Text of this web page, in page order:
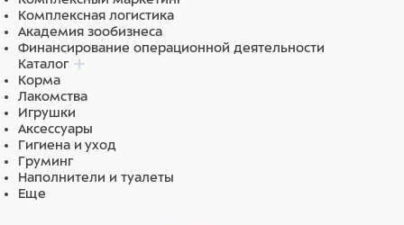
Комплексная логистика
Академия зообизнеса
Финансирование операционной деятельности
Каталог
Корма
Лакомства
Игрушки
Аксессуары
Гигиена и уход
Груминг
Наполнители и туалеты
Еще